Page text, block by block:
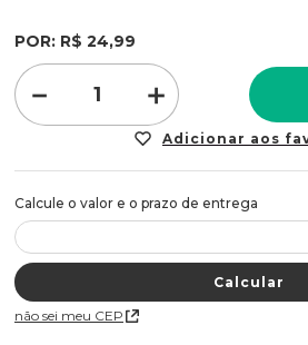
POR: R$ 24,99
＋
－
Não sei meu CEP